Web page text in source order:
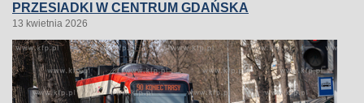
PRZESIADKI W CENTRUM GDAŃSKA
13 kwietnia 2026